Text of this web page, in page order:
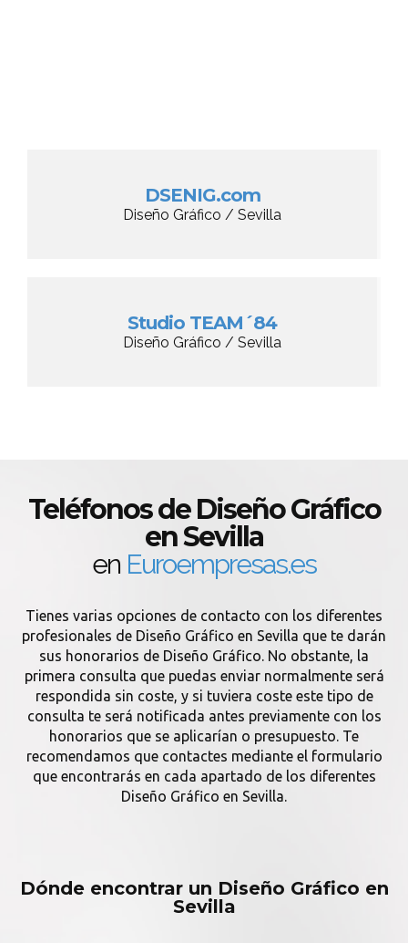
DSENIG.com
Diseño Gráfico / Sevilla
Studio TEAM´84
Diseño Gráfico / Sevilla
Teléfonos de Diseño Gráfico
en Sevilla
en Euroempresas.es
Tienes varias opciones de contacto con los diferentes
profesionales de Diseño Gráfico en Sevilla que te darán
sus honorarios de Diseño Gráfico. No obstante, la
primera consulta que puedas enviar normalmente será
respondida sin coste, y si tuviera coste este tipo de
consulta te será notificada antes previamente con los
honorarios que se aplicarían o presupuesto. Te
recomendamos que contactes mediante el formulario
que encontrarás en cada apartado de los diferentes
Diseño Gráfico en Sevilla.
Dónde encontrar un Diseño Gráfico en
Sevilla